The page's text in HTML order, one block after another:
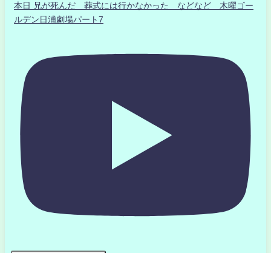
本日 兄が死んだ 葬式には行かなかった などなど 木曜ゴー
ルデン日浦劇場パート7